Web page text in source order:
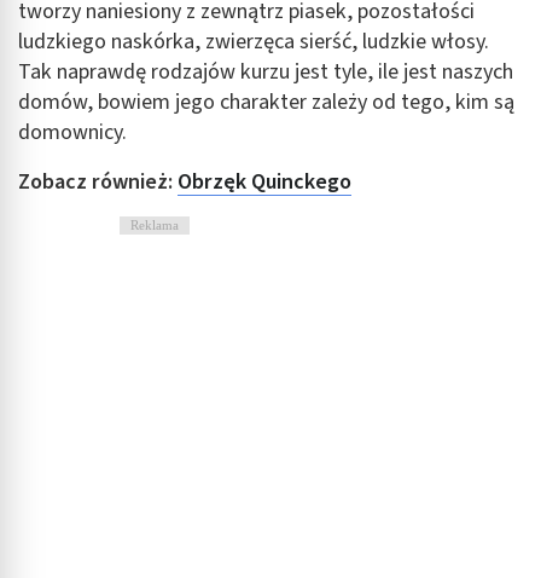
tworzy naniesiony z zewnątrz piasek, pozostałości
ludzkiego naskórka, zwierzęca sierść, ludzkie włosy.
Tak naprawdę rodzajów kurzu jest tyle, ile jest naszych
domów, bowiem jego charakter zależy od tego, kim są
domownicy.
Zobacz również: Obrzęk Quinckego
Reklama